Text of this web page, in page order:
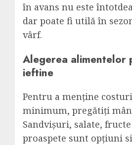
în avans nu este
dar poate fi utilă în
vârf.
Alegerea alimentelor
ieftine
Pentru a menține
minimum, pregătiți
Sandvișuri, salate,
proaspete sunt opțiuni